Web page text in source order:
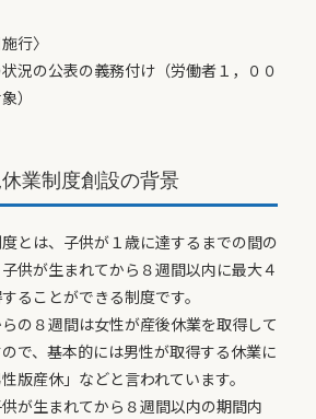
行〉
況の公表の義務付け（労働者１，００
）
業制度創設の背景
とは、子供が１歳に達するまでの間の
供が生まれてから８週間以内に最大４
ることができる制度です。
の８週間は女性が産後休業を取得して
で、基本的には男性が取得する休業に
版産休」などと言われています。
が生まれてから８週間以内の期間内